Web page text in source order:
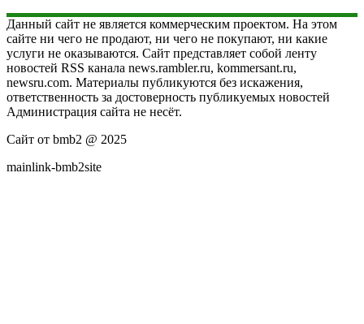
Данный сайт не является коммерческим проектом. На этом
сайте ни чего не продают, ни чего не покупают, ни какие
услуги не оказываются. Сайт представляет собой ленту
новостей RSS канала news.rambler.ru, kommersant.ru,
newsru.com. Материалы публикуются без искажения,
ответственность за достоверность публикуемых новостей
Администрация сайта не несёт.
Сайт от bmb2 @ 2025
mainlink-bmb2site